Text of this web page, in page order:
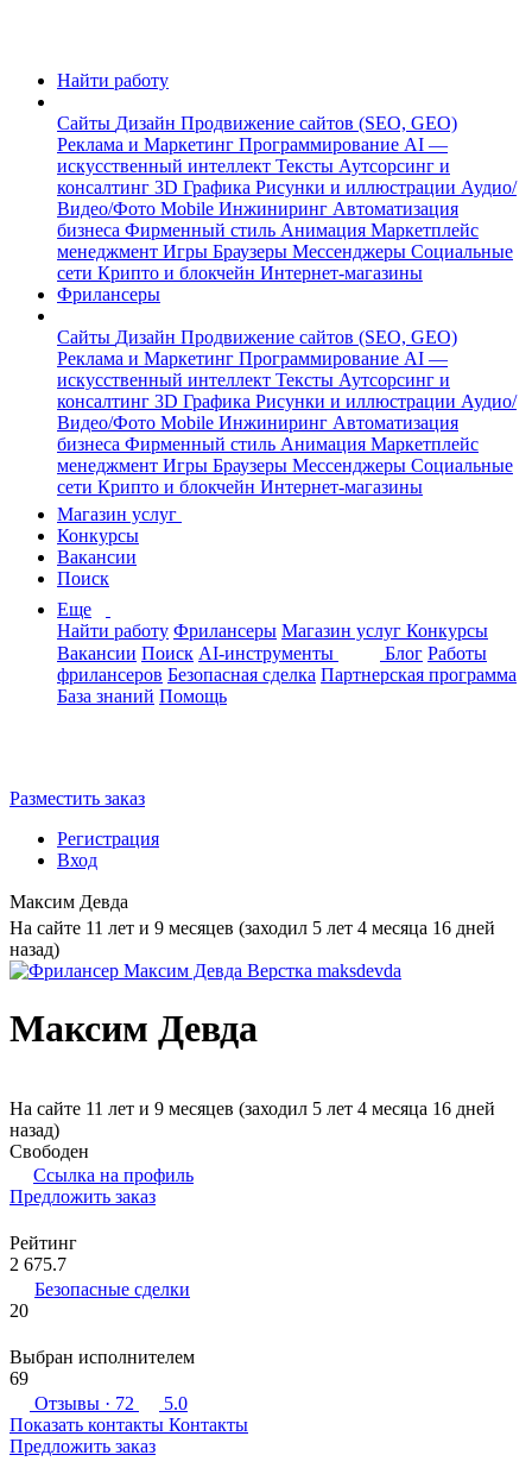
Найти работу
Сайты Дизайн Продвижение сайтов (SEO, GEO)
Реклама и Маркетинг Программирование AI —
искусственный интеллект Тексты Аутсорсинг и
консалтинг 3D Графика Рисунки и иллюстрации Аудио/
Видео/Фото Mobile Инжиниринг Автоматизация
бизнеса Фирменный стиль Анимация Маркетплейс
менеджмент Игры Браузеры Мессенджеры Социальные
сети Крипто и блокчейн Интернет-магазины
Фрилансеры
Сайты Дизайн Продвижение сайтов (SEO, GEO)
Реклама и Маркетинг Программирование AI —
искусственный интеллект Тексты Аутсорсинг и
консалтинг 3D Графика Рисунки и иллюстрации Аудио/
Видео/Фото Mobile Инжиниринг Автоматизация
бизнеса Фирменный стиль Анимация Маркетплейс
менеджмент Игры Браузеры Мессенджеры Социальные
сети Крипто и блокчейн Интернет-магазины
Магазин услуг
Конкурсы
Вакансии
Поиск
Еще
Найти работу Фрилансеры Магазин услуг Конкурсы
Вакансии Поиск AI-инструменты Блог Работы
фрилансеров Безопасная сделка Партнерская программа
База знаний Помощь
Разместить заказ
Регистрация
Вход
Максим Девда
На сайте 11 лет и 9 месяцев (заходил 5 лет 4 месяца 16 дней
назад)
Максим Девда
На сайте 11 лет и 9 месяцев (заходил 5 лет 4 месяца 16 дней
назад)
Свободен
Ссылка на профиль
Предложить заказ
Рейтинг
2 675.7
Безопасные сделки
20
Выбран исполнителем
69
Отзывы · 72
5.0
Показать контакты Контакты
Предложить заказ